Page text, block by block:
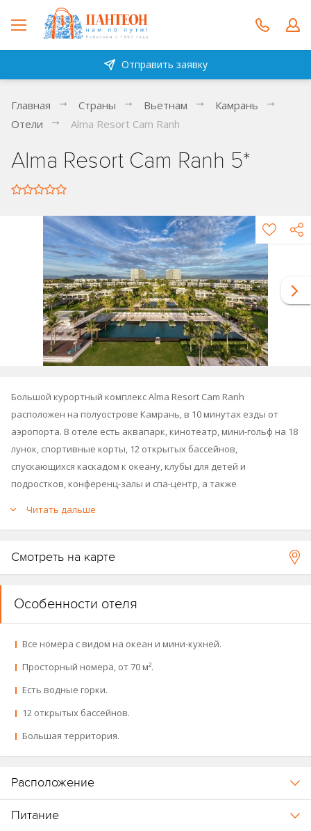
Отправить заявку
Главная Страны Вьетнам
Камрань
Отели
Alma Resort Cam Ranh
Alma Resort Cam Ranh 5*
Большой курортный комплекс Alma Resort Cam Ranh
расположен на полуострове Камрань, в 10 минутах езды от
аэропорта. В отеле есть аквапарк, кинотеатр, мини-гольф на 18
лунок, спортивные корты, 12 открытых бассейнов,
спускающихся каскадом к океану, клубы для детей и
подростков, конференц-залы и спа-центр, а также
Общая площадь - 30 га.
См.карту отеля.
Важно, от 05.02.2026 – обновлённые правила внесения
депозита:
проживания
BB/HB/FB/HB+:1 000 000 VND нетто за номер за ночь
при этом допускается оплата в долларах США вместо
вьетнамских донгов.
Читать дальше
Смотреть на карте
Особенности отеля
Все номера с видом на океан и мини-кухней.
Просторный номера, от 70 м².
Есть водные горки.
12 открытых бассейнов.
Большая территория.
Расположение
Питание